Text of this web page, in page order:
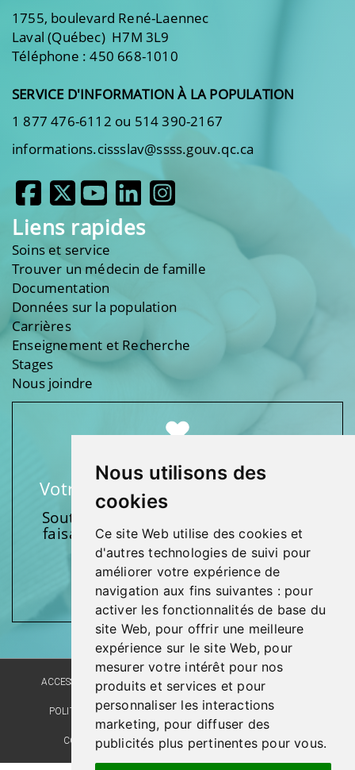
Nous utilisons des
cookies
Ce site Web utilise des cookies et
d'autres technologies de suivi pour
améliorer votre expérience de
navigation aux fins suivantes : pour
activer les fonctionnalités de base du
site Web, pour offrir une meilleure
expérience sur le site Web, pour
mesurer votre intérêt pour nos
produits et services et pour
personnaliser les interactions
marketing, pour diffuser des
publicités plus pertinentes pour vous.
1755, boulevard René-Laennec
Laval (Québec) H7M 3L9
Téléphone : 450 668-1010
SERVICE D'INFORMATION À LA POPULATION
1 877 476-6112 ou 514 390-2167
informations.cissslav@ssss.gouv.qc.ca
Liens rapides
Soins et service
Trouver un médecin de famille
Documentation
Données sur la population
Carrières
Enseignement et Recherche
Stages
Nous joindre
Votre soutien fait une différence
Soutenez l’une de nos fondations en
faisant un don et en participant aux
activités.
Donnez généreusement!
ACCESSIBILITÉ PLAN DU SITE POLITIQUE LINGUISTIQUE
POLITIQUE DE CONFIDENTIALITÉ RÉALISATION DU SITE
COMMENTAIRES, SUGGESTIONS, REMERCIEMENTS